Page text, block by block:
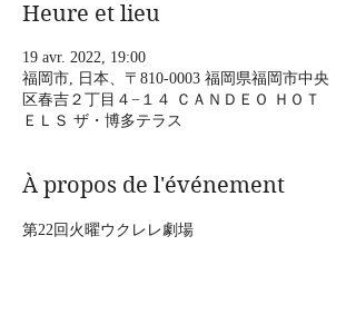
Heure et lieu
19 avr. 2022, 19:00
福岡市, 日本、〒810-0003 福岡県福岡市中央
区春吉２丁目４−１４ ＣＡＮＤＥＯ ＨＯＴ
ＥＬＳ ザ・博多テラス
À propos de l'événement
第22回火曜ウクレレ劇場